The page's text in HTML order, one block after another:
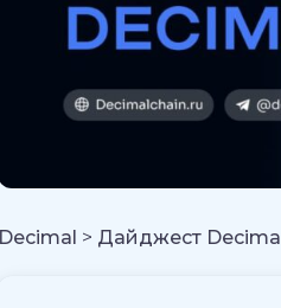
Decimal > Дайджест Decimal